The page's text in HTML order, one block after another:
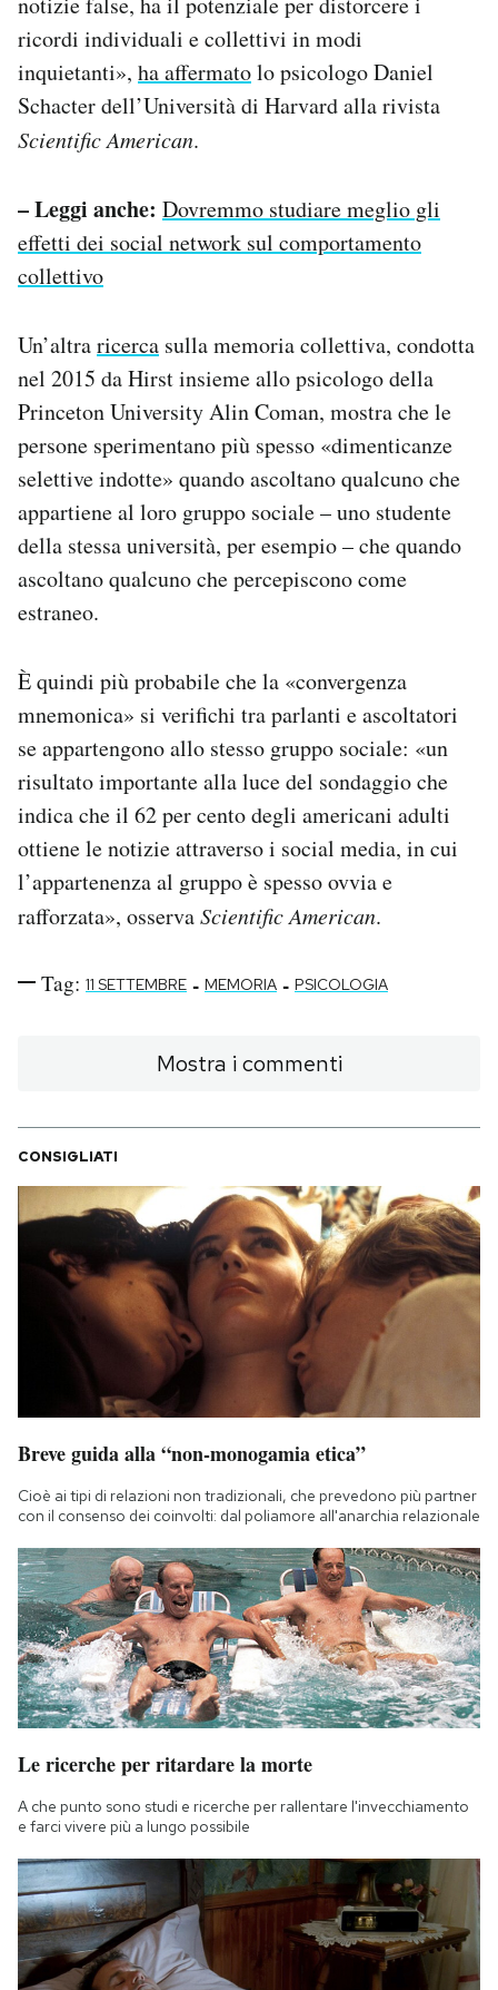
ricordi individuali e collettivi in modi
inquietanti», ha affermatolo psicologo Daniel
Schacter dell’Università di Harvard alla rivista
Scientific American.
– Leggi anche: Dovremmo studiare meglio gli
effetti dei social network sul comportamento
collettivo
Un’altraricerca sulla memoria collettiva, condotta
nel 2015 da Hirst insieme allo psicologo della
Princeton University Alin Coman, mostra che le
persone sperimentano più spesso «dimenticanze
selettive indotte» quando ascoltano qualcuno che
appartiene al loro gruppo sociale – uno studente
della stessa università, per esempio – che quando
ascoltano qualcuno che percepiscono come
estraneo.
È quindi più probabile che la «convergenza
mnemonica» si verifichi tra parlanti e ascoltatori
se appartengono allo stesso gruppo sociale: «un
risultato importante alla luce del sondaggio che
indica che il 62 per cento degli americani adulti
ottiene le notizie attraverso i social media, in cui
l’appartenenza al gruppo è spesso ovvia e
rafforzata», osservaScientific American.
Tag: 11 SETTEMBRE - MEMORIA - PSICOLOGIA
Mostra i commenti
CONSIGLIATI
Breve guida alla “non-monogamia etica”
Cioè ai tipi di relazioni non tradizionali, che prevedono più partner
con il consenso dei coinvolti: dal poliamore all'anarchia relazionale
Le ricerche per ritardare la morte
A che punto sono studi e ricerche per rallentare l'invecchiamento
e farci vivere più a lungo possibile